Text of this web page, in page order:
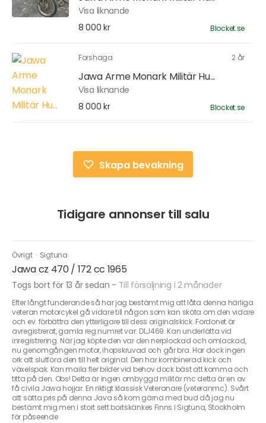
Visa liknande
8 000 kr
Blocket.se
Forshaga 2 år
Jawa Arme Monark Militär Hu...
Visa liknande
8 000 kr
Blocket.se
Skapa bevakning
Tidigare annonser till salu
Övrigt · Sigtuna
Jawa cz 470 / 172 cc 1965
Togs bort för 13 år sedan - Till försäljning i 2 månader
Efter långt funderande så har jag bestämt mig att låta denna härliga
veteran motorcykel gå vidare till någon som kan sköta om den vidare
och ev. förbättra den ytterligare till dess originalskick. Fordonet är
avregistrerat, gamla reg.numret var: DLJ469. Kan underlätta vid
inregistrering. När jag köpte den var den nerplockad och omlackad,
nu genomgången motor, ihopskruvad och går bra. Har dock ingen
ork att slutföra den till helt original. Den har kombinerad kick och
växelspak. Kan maila fler bilder vid behov dock bäst att komma och
titta på den. Obs! Detta är ingen ombyggd militär mc detta är en av
få civila Jawa hojjar. En riktigt klassisk Veteranare (veteranmc). Svårt
att sätta pris på denna Java så kom gärna med bud då jag nu
bestämt mig men i stort sett bortskänkes Finns i Sigtuna, Stockholm
för påseende